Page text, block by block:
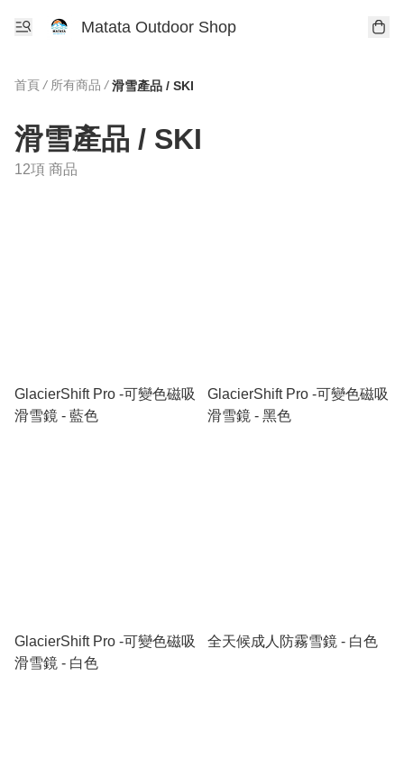
Matata Outdoor Shop
首頁 / 所有商品 / 滑雪產品 / SKI
滑雪產品 / SKI
12項 商品
GlacierShift Pro -可變色磁吸
滑雪鏡 - 藍色
GlacierShift Pro -可變色磁吸
滑雪鏡 - 黑色
GlacierShift Pro -可變色磁吸
滑雪鏡 - 白色
全天候成人防霧雪鏡 - 白色